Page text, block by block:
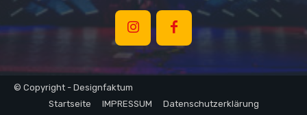
© Copyright - Designfaktum
Startseite
IMPRESSUM Datenschutzerklärung